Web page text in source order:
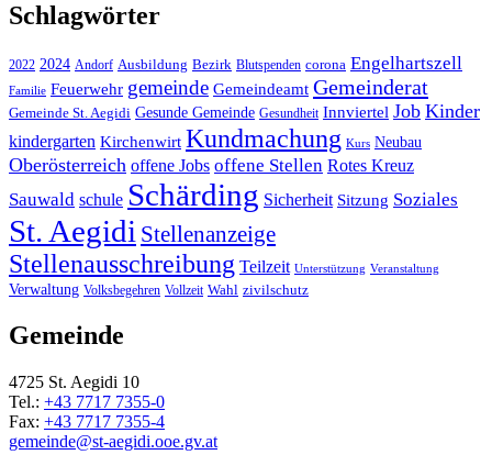
Schlagwörter
2022 2024 Andorf Ausbildung Bezirk Blutspenden corona Engelhartszell
Familie Feuerwehr gemeinde Gemeindeamt Gemeinderat
Gemeinde St. Aegidi Gesunde Gemeinde Gesundheit Innviertel Job Kinder
kindergarten Kirchenwirt Kundmachung Kurs Neubau
Oberösterreich offene Jobs offene Stellen Rotes Kreuz
Sauwald schule Schärding Sicherheit Sitzung Soziales
St. Aegidi Stellenanzeige
Stellenausschreibung Teilzeit Unterstützung Veranstaltung
Verwaltung Volksbegehren Vollzeit Wahl zivilschutz
Gemeinde
4725 St. Aegidi 10
Tel.: +43 7717 7355-0
Fax: +43 7717 7355-4
gemeinde@st-aegidi.ooe.gv.at